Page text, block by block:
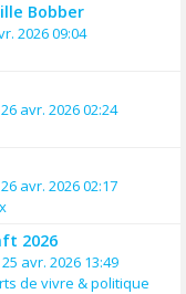
Bobber
2026 09:04
26 avr. 2026 02:24
26 avr. 2026 02:17
2026
25 avr. 2026 13:49
de vivre & politique